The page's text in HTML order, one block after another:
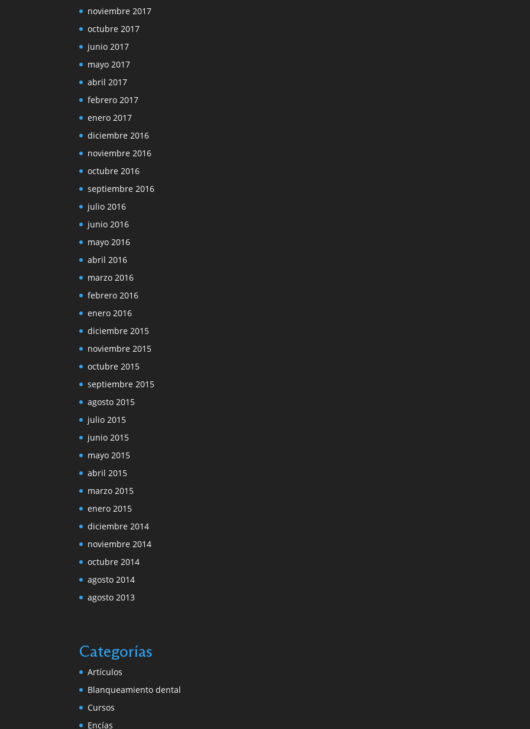
noviembre 2017
octubre 2017
junio 2017
mayo 2017
abril 2017
febrero 2017
enero 2017
diciembre 2016
noviembre 2016
octubre 2016
septiembre 2016
julio 2016
junio 2016
mayo 2016
abril 2016
marzo 2016
febrero 2016
enero 2016
diciembre 2015
noviembre 2015
octubre 2015
septiembre 2015
agosto 2015
julio 2015
junio 2015
mayo 2015
abril 2015
marzo 2015
enero 2015
diciembre 2014
noviembre 2014
octubre 2014
agosto 2014
agosto 2013
Categorías
Artículos
Blanqueamiento dental
Cursos
Encías